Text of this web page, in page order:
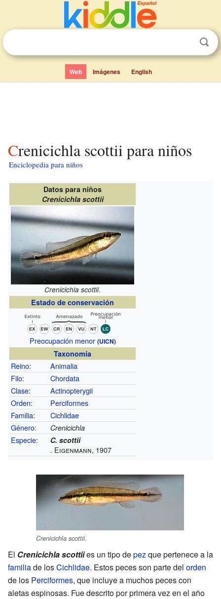
Web Imágenes English
Crenicichla scottii para niños
Enciclopedia para niños
Datos para niños
Crenicichla scottii
Crenicichla scottii.
Estado de conservación
Preocupación menor (UICN)
Taxonomía
Reino:
Animalia
Filo:
Chordata
Clase:
Actinopterygii
Orden:
Perciformes
Familia:
Cichlidae
Género: Crenicichla
Especie: C. scottii
. Eigenmann, 1907
Crenicichla scottii.
El Crenicichla scottiies un tipo depezque pertenece a la
familiade losCichlidae. Estos peces son parte del orden
de los Perciformes, que incluye a muchos peces con
aletas espinosas. Fue descrito por primera vez en el año